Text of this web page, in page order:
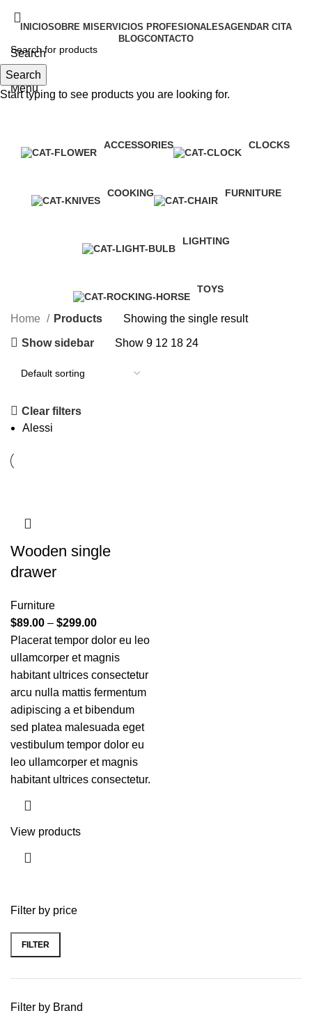
INICIOSOBRE MI SERVICIOS PROFESIONALESAGENDAR CITA
BLOGCONTACTO
Search
Menu
ACCESSORIES
CLOCKS
COOKING
FURNITURE
LIGHTING
TOYS
Filter by price
FILTER
Filter by Brand
Home Products Showing the single result
Show sidebar Show9 12 18 24
Clear filters
Alessi
Wooden single
drawer
Furniture
$89.00 – $299.00
Placerat tempor dolor eu leo
ullamcorper et magnis
habitant ultrices consectetur
arcu nulla mattis fermentum
adipiscing a et bibendum
sed platea malesuada eget
vestibulum tempor dolor eu
leo ullamcorper et magnis
habitant ultrices consectetur.
View products
Search
Start typing to see products you are looking for.